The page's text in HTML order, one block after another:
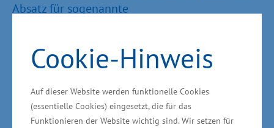
Cookie-Hinweis
Auf dieser Website werden funktionelle Cookies
(essentielle Cookies) eingesetzt, die für das
Funktionieren der Website wichtig sind. Wir setzen für
Absatz für sogenannte
(Projekte) eine 50-prozentige Förderung für die
Kompetenzfeststellung der Beschäftigten
Qualifizierungsbedarfs der Arbeitsplätze in dem
Unternehmen (Beratung) oder für die berufliche